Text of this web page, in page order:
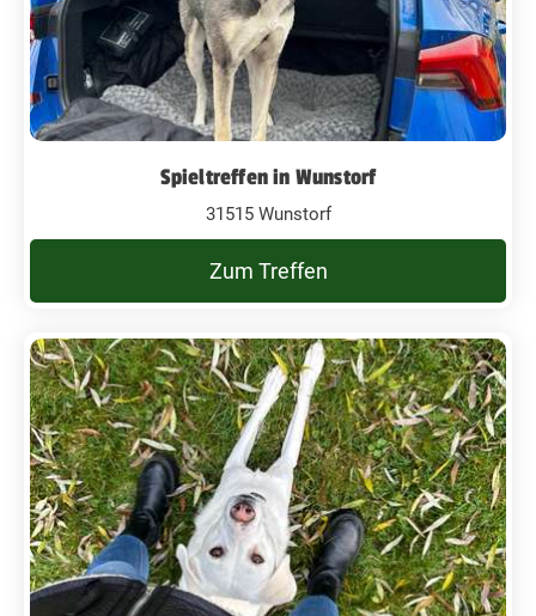
Spieltreffen in Wunstorf
31515 Wunstorf
Zum Treffen